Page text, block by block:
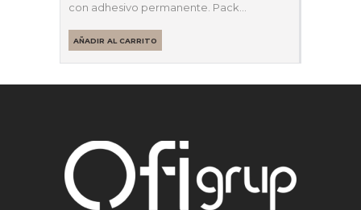
con adhesivo permanente. Pack…
AÑADIR AL CARRITO